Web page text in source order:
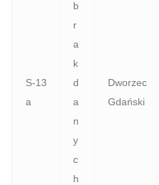
S‑13
a
b
r
a
k
d
a
n
y
c
h
Dworzec
Gdański